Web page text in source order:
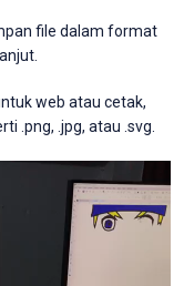
file dalam format
web atau cetak,
.png, .jpg, atau .svg.